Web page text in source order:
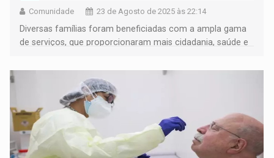
Comunidade 23 de Agosto de 2025 às 22:14
Diversas famílias foram beneficiadas com a ampla gama
de serviços, que proporcionaram mais cidadania, saúde e